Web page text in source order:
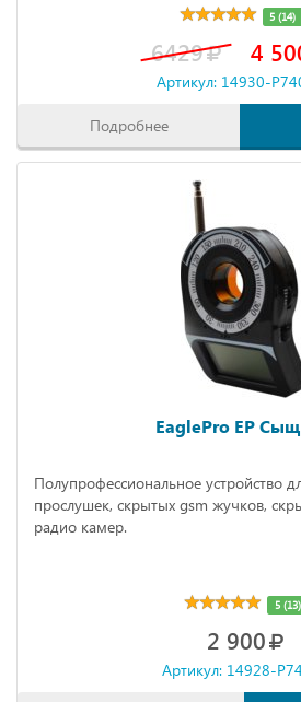
5 (14)
6429 4
Артикул: 14930-
Подробнее
EaglePro EP
Полупрофессиональное устройство
прослушек, скрытых gsm жучков,
радио камер.
5 (13)
2 900
Артикул: 14928-